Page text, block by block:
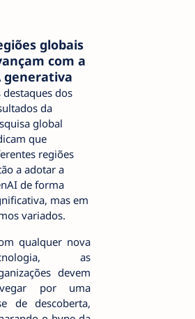
globais
com a
generativa
destaques dos
da
global
que
regiões
a adotar a
de forma
mas em
variados.
qualquer nova
as
devem
por uma
de descoberta,